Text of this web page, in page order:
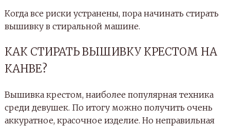
Когда все риски устранены, пора начинать стирать
вышивку в стиральной машине.
КАК СТИРАТЬ ВЫШИВКУ КРЕСТОМ НА
КАНВЕ?
Вышивка крестом, наиболее популярная техника
среди девушек. По итогу можно получить очень
аккуратное, красочное изделие. Но неправильная